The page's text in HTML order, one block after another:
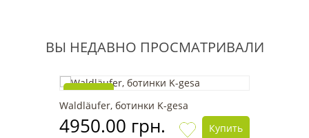
ВЫ НЕДАВНО ПРОСМАТРИВАЛИ
Новинка
Waldläufer, ботинки K-gesa
4950.00 грн. Купить